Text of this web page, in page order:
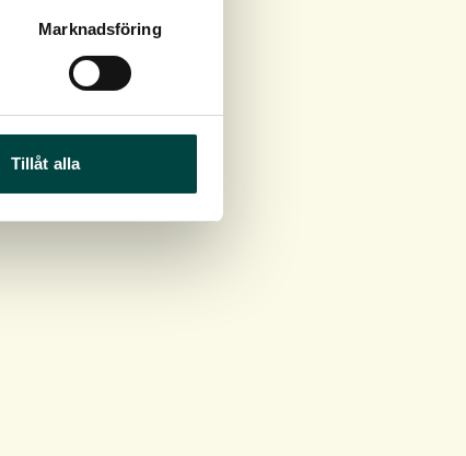
Marknadsföring
Tillåt alla